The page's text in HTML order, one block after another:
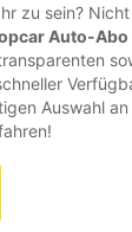
zu sein?
Auto-Abo
Auswahl